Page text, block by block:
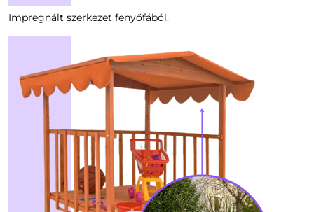
Impregnált szerkezet fenyőfából.